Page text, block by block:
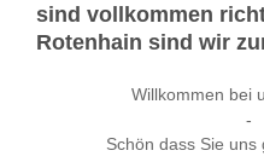
sind vollkommen
Rotenhain sind wir
Willkommen bei
-
Schön dass Sie uns